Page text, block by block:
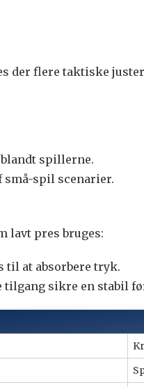
der flere taktiske
spillerne.
små-spil scenarier.
lavt pres bruges:
til at absorbere tryk.
tilgang sikre en stabil